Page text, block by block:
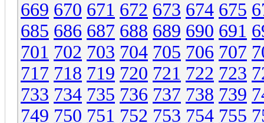
669 670 671 672 673 674 675
685 686 687 688 689 690 691
701 702 703 704 705 706 707
717 718 719 720 721 722 723
733 734 735 736 737 738 739
749 750 751 752 753 754 755